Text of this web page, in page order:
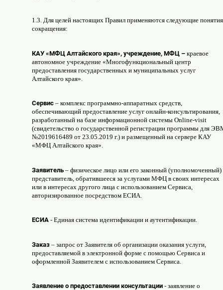
1.3. Для целей настоящих Правил применяются следующие
сокращения:
КАУ «МФЦ Алтайского края», учреждение, МФЦ – краевое
автономное учреждение «Многофункциональный центр
предоставления государственных и муниципальных услуг
Алтайского края».
Сервис– комплекс программно-аппаратных средств,
обеспечивающий предоставление услуг онлайн-консультирования,
разработанный на базе информационной системы Online-visit
(свидетельство о государственной регистрации программы для
№2019616489 от 23.05.2019 г.) и размещенный на сервере КАУ
«МФЦ Алтайского края».
Заявитель– физическое лицо или его законный (уполномоченный)
представитель, обратившееся за услугами МФЦ в своих интересах
или в интересах другого лица с использованием Сервиса,
авторизированное посредством ЕСИА.
ЕСИА- Единая система идентификации и аутентификации.
Заказ– запрос от Заявителя об организации оказания услуги,
предоставляемой в электронной форме с помощью Сервиса и
оформленной Заявителем с использованием Сервиса.
Заявление о предоставлении консультации- заявление о